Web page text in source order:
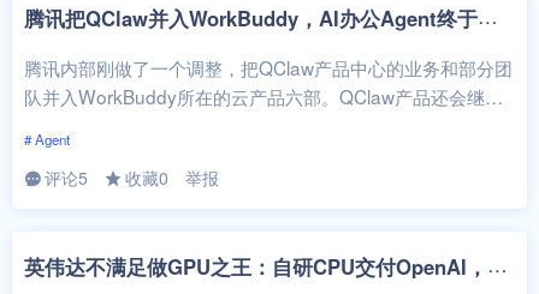
腾
讯把QClaw并入WorkBuddy，AI办公Agent终于不打内战了
腾讯内部刚做了一个调整，把QClaw产品中心的业务和部分团
队并入WorkBuddy所在的云产品六部。QClaw产品还会继续
# Agent
评论5 收藏0 举报
英
伟达不满足做GPU之王：自研CPU交付OpenAI，AI公司为什么集体造芯